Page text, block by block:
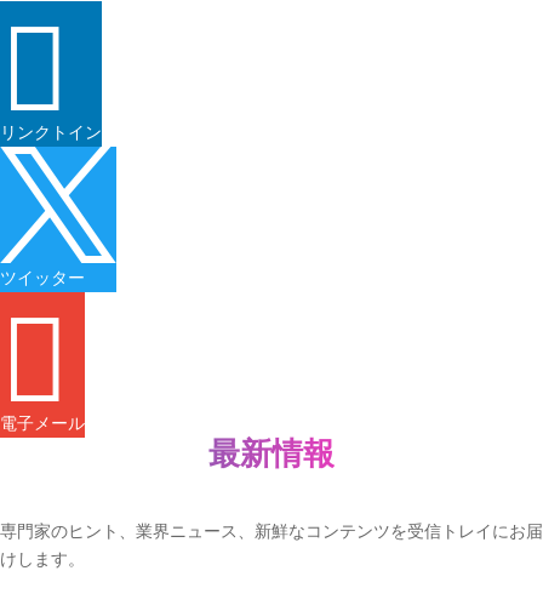

リンクトイン

ツイッター

電子メール
最新情報
専門家のヒント、業界ニュース、新鮮なコンテンツを受信トレイにお届
けします。